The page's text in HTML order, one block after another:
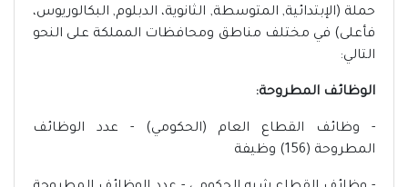
حملة (الإبتدائية, المتوسطة, الثانوية، الدبلوم, البكالوريوس،
فأعلى) في مختلف مناطق ومحافظات المملكة على النحو
التالي:
الوظائف المطروحة:
- وظائف القطاع العام (الحكومي) - عدد الوظائف
المطروحة (156) وظيفة